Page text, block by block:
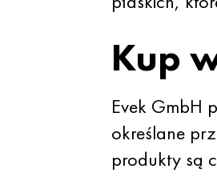
Kup
Evek GmbH
określane
produkty są